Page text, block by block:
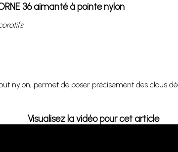
36 aimanté à pointe nylon
nylon, permet de poser précisément des clous
Visualisez la vidéo pour cet article